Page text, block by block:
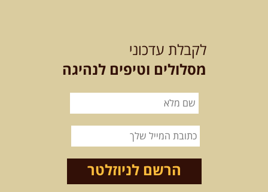
מסעות בעולם
קירגיסטאן – בעקבות הנוודים,
והמרגשות בעולם. קירגיסטאן היא לא ...
לקבלת עדכוני
מסלולים וטיפים לנהיגה
הרשם לניוזלטר